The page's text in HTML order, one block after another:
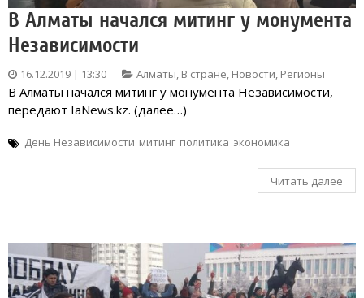
В Алматы начался митинг у монумента
Независимости
16.12.2019 | 13:30 Алматы, В стране, Новости, Регионы
В Алматы начался митинг у монумента Независимости,
передают IaNews.kz. (далее…)
День Независимости митинг политика экономика
Читать далее